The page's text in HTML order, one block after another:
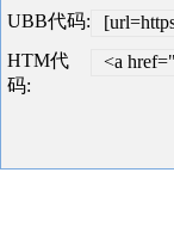
UBB代码:
HTM代
码:
<a